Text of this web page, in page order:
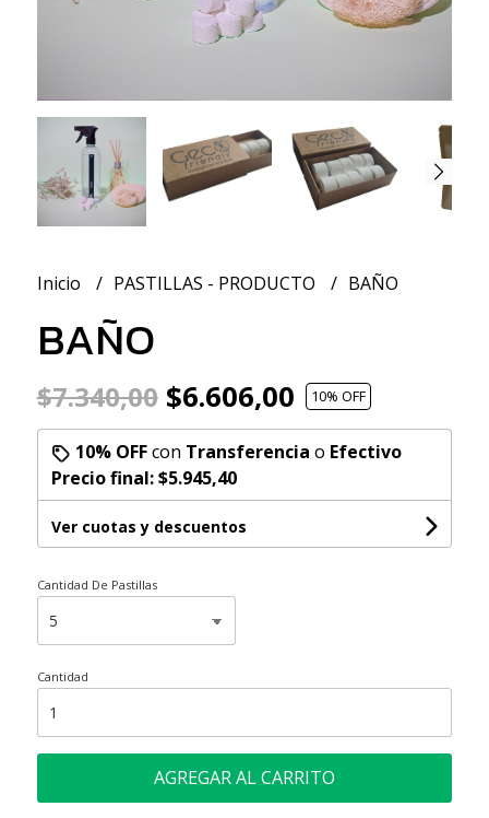
Inicio PASTILLAS - PRODUCTO BAÑO
BAÑO
$7.340,00$6.606,00 10% OFF
10% OFFcon Transferencia o Efectivo
Precio final:$5.945,40
Ver cuotas y descuentos
Cantidad De Pastillas
Cantidad
AGREGAR AL CARRITO